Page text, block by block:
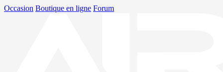
Occasion Boutique en ligne Forum